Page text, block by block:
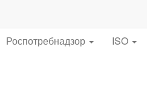
Роспотребнадзор ISO